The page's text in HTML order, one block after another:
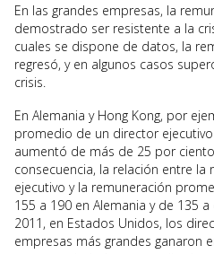
En las grandes empresas, la
demostrado ser resistente a la
cuales se dispone de datos, la
regresó, y en algunos casos
crisis.
En Alemania y Hong Kong, por
promedio de un director
aumentó de más de 25 por
consecuencia, la relación entre
ejecutivo y la remuneración
155 a 190 en Alemania y de 135 a
2011, en Estados Unidos, los
empresas más grandes ganaron